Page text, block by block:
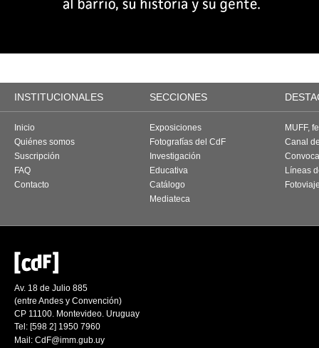
INSTITUCIONALES SECCIONES
Inicio
Quiénes somos
Suscripción
FAQ
Contacto
Exposiciones
Fotografías del CdF
Investigación
Educativa
Catálogo
Mediateca
MUFF,
Canal
Líneas
Av. 18 de Julio 885
(entre Andes y Convención)
CP 11100. Montevideo. Uruguay
Tel: [598 2] 1950 7960
Mail: CdF@imm.gub.uy